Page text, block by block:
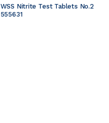
WSS Nitrite Test Tablets No.2
555631